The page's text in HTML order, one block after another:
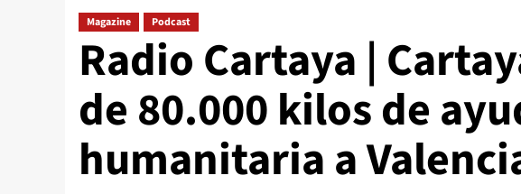
Magazine Podcast
Radio Cartaya |
de 80.000 kilos de
humanitaria a